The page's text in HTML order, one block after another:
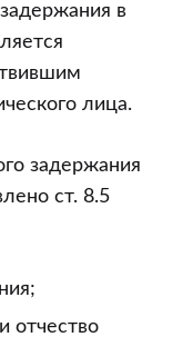
в
лица.
задержания
ст. 8.5
отчество